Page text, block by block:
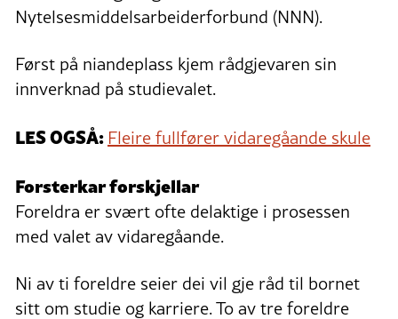
Nytelsesmiddelsarbeiderforbund (NNN).
Først på niandeplass kjem rådgjevaren sin
innverknad på studievalet.
LES OGSÅ: Fleire fullfører vidaregåande skule
Forsterkar forskjellar
Foreldra er svært ofte delaktige i prosessen
med valet av vidaregåande.
Ni av ti foreldre seier dei vil gje råd til bornet
sitt om studie og karriere. To av tre foreldre